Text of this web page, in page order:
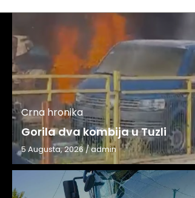
Crna hronika
Gorila dva kombija u Tuzli
5 Augusta, 2026/admin